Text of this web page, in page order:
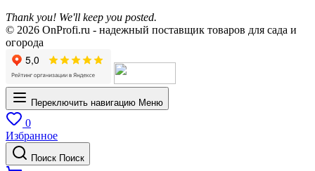
Thank you! We'll keep you posted.
© 2026 OnProfi.ru - надежный поставщик товаров для сада и
огорода
Переключить навигацию Меню
0
Избранное
Поиск Поиск